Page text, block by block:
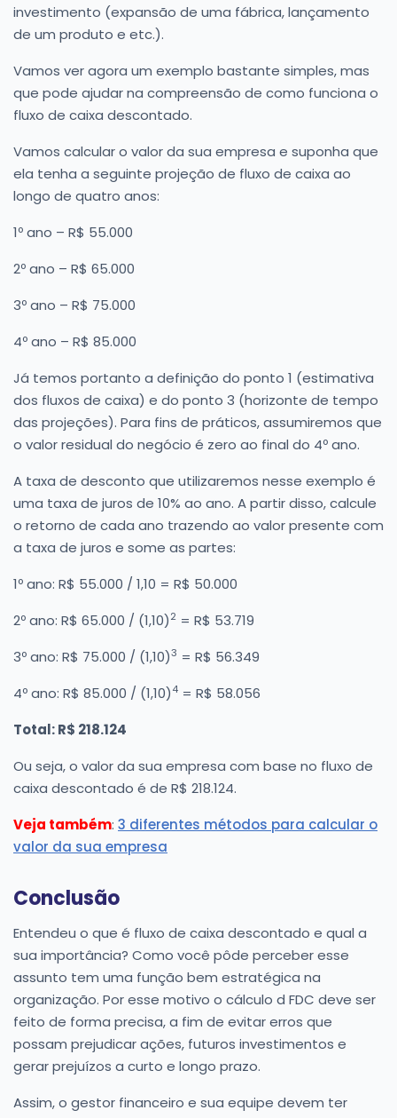
investimento (expansão de uma fábrica, lançamento
de um produto e etc.).
Vamos ver agora um exemplo bastante simples, mas
que pode ajudar na compreensão de como funciona o
fluxo de caixa descontado.
Vamos calcular o valor da sua empresa e suponha que
ela tenha a seguinte projeção de fluxo de caixa ao
longo de quatro anos:
1º ano – R$ 55.000
2º ano – R$ 65.000
3º ano – R$ 75.000
4º ano – R$ 85.000
Já temos portanto a definição do ponto 1 (estimativa
dos fluxos de caixa) e do ponto 3 (horizonte de tempo
das projeções). Para fins de práticos, assumiremos que
o valor residual do negócio é zero ao final do 4º ano.
A taxa de desconto que utilizaremos nesse exemplo é
uma taxa de juros de 10% ao ano. A partir disso, calcule
o retorno de cada ano trazendo ao valor presente com
a taxa de juros e some as partes:
1º ano: R$ 55.000 / 1,10 = R$ 50.000
2º ano: R$ 65.000 / (1,10)2 = R$ 53.719
3º ano: R$ 75.000 / (1,10)3 = R$ 56.349
4º ano: R$ 85.000 / (1,10)4 = R$ 58.056
Total: R$ 218.124
Ou seja, o valor da sua empresa com base no fluxo de
caixa descontado é de R$ 218.124.
Veja também: 3 diferentes métodos para calcular o
valor da sua empresa
Conclusão
Entendeu o que é fluxo de caixa descontado e qual a
sua importância? Como você pôde perceber esse
assunto tem uma função bem estratégica na
organização. Por esse motivo o cálculo d FDC deve ser
feito de forma precisa, a fim de evitar erros que
possam prejudicar ações, futuros investimentos e
gerar prejuízos a curto e longo prazo.
Assim, o gestor financeiro e sua equipe devem ter